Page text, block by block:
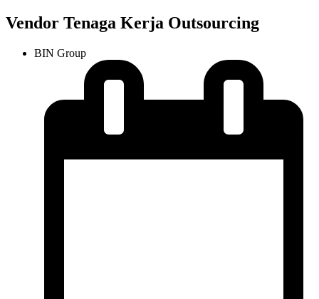
Vendor Tenaga Kerja Outsourcing
BIN Group